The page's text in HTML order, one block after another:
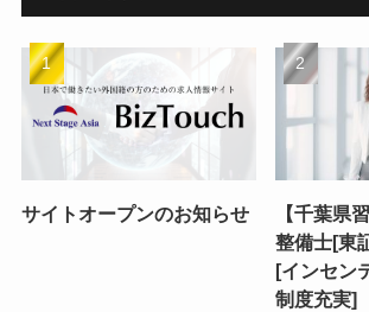
サイトオープンのお知らせ
【千葉県
整備士[東
[インセン
制度充実]